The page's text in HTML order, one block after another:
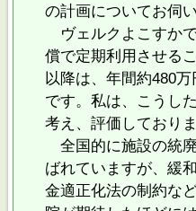
の計画についてお伺
ヴェルクよこすか
償で定期利用させる
以降は、年間約480
です。私は、こうし
考え、評価しておりま
全国的に施設の統
ばれていますが、緩
金適正化法の制約な